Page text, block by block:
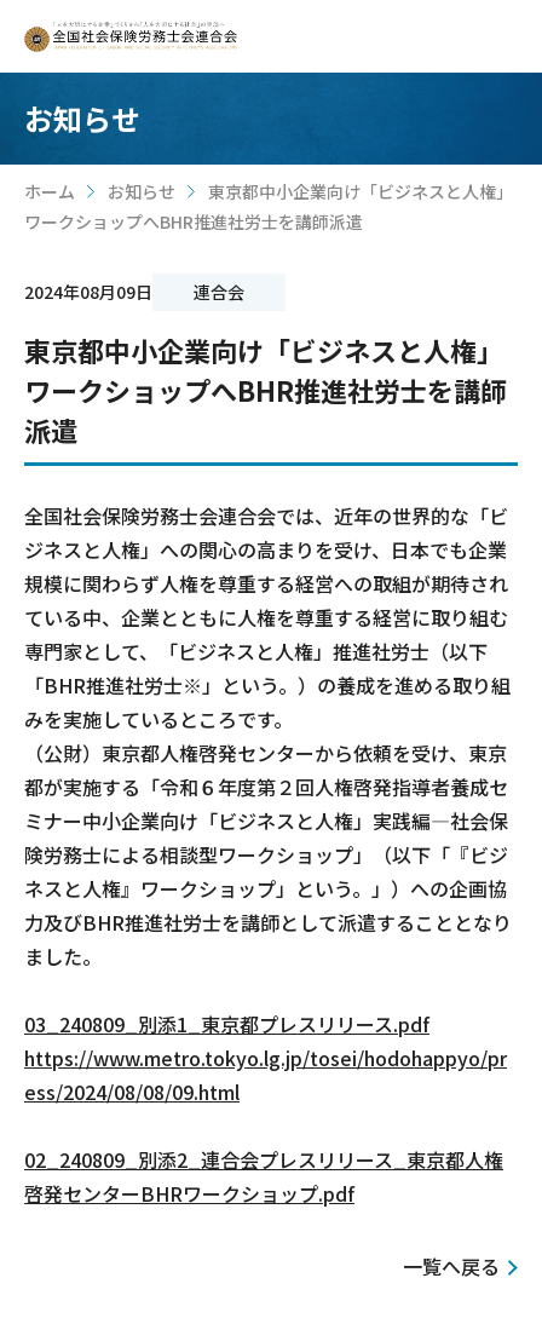
お知らせ
ホーム >
お知らせ >
東京都中小企業向け「ビジネスと人権」
ワークショップへBHR推進社労士を講師派遣
2024年08月09日 連合会
東京都中小企業向け「ビジネスと人権」
ワークショップへBHR推進社労士を講師
派遣
全国社会保険労務士会連合会では、近年の世界的な「ビ
ジネスと人権」への関心の高まりを受け、日本でも企業
規模に関わらず人権を尊重する経営への取組が期待され
ている中、企業とともに人権を尊重する経営に取り組む
専門家として、「ビジネスと人権」推進社労士（以下
「BHR推進社労士※」という。）の養成を進める取り組
みを実施しているところです。
（公財）東京都人権啓発センターから依頼を受け、東京
都が実施する「令和６年度第２回人権啓発指導者養成セ
ミナー中小企業向け「ビジネスと人権」実践編―社会保
険労務士による相談型ワークショップ」（以下「『ビジ
ネスと人権』ワークショップ」という。」）への企画協
力及びBHR推進社労士を講師として派遣することとなり
ました。
03_240809_別添1_東京都プレスリリース.pdf
https://www.metro.tokyo.lg.jp/tosei/hodohappyo/pr
ess/2024/08/08/09.html
02_240809_別添2_連合会プレスリリース_東京都人権
啓発センターBHRワークショップ.pdf
一覧へ戻る